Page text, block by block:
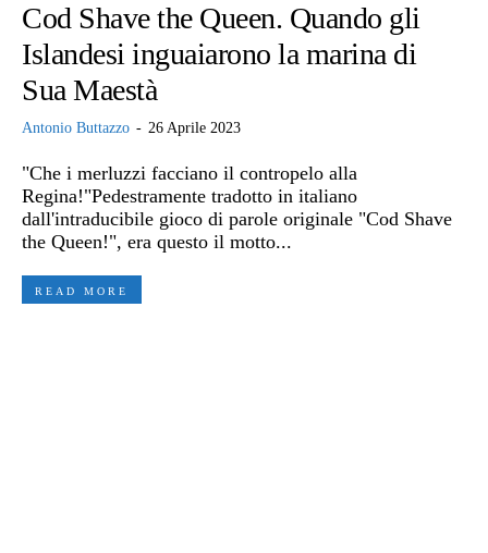
Cod Shave the Queen. Quando gli
Islandesi inguaiarono la marina di
Sua Maestà
Antonio Buttazzo - 26 Aprile 2023
"Che i merluzzi facciano il contropelo alla
Regina!"Pedestramente tradotto in italiano
dall'intraducibile gioco di parole originale "Cod Shave
the Queen!", era questo il motto...
READ MORE